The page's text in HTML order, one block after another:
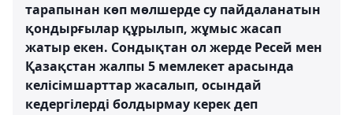
тарапынан көп мөлшерде су пайдаланатын
қондырғылар құрылып, жұмыс жасап
жатыр екен. Сондықтан ол жерде Ресей мен
Қазақстан жалпы 5 мемлекет арасында
келісімшарттар жасалып, осындай
кедергілерді болдырмау керек деп